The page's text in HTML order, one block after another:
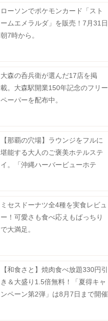
ローソンでポケモンカード「スト
ームエメラルダ」を販売！7月31日
朝7時から。
大森の呑兵衛が選んだ17店を掲
載。大森駅開業150年記念のフリー
ペーパーを配布中。
【那覇の穴場】ラウンジをフルに
堪能する大人のご褒美ホテルステ
イ。「沖縄ハーバービューホテ
ミセスドーナツ全4種を実食レビュ
ー！可愛さも食べ応えもばっちり
で大満足。
【和食さと】焼肉食べ放題330円引
き＆大盛り1.5倍無料！「夏得キャ
ンペーン第2弾」は8月7日まで開催